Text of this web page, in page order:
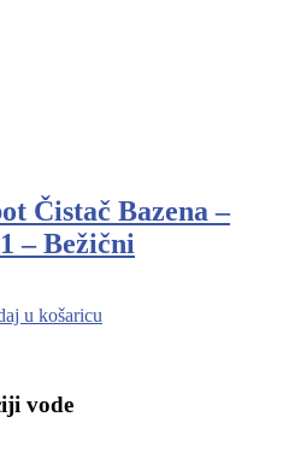
Čistač Bazena –
– Bežični
u košaricu
vode